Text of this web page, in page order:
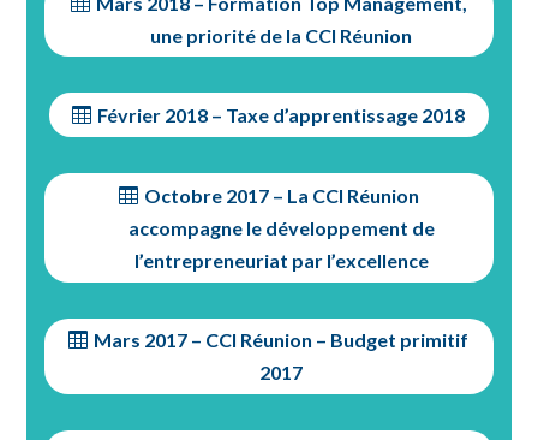
une priorité de la CCI Réunion
Février 2018 – Taxe d’apprentissage 2018
Octobre 2017 – La CCI Réunion
accompagne le développement de
l’entrepreneuriat par l’excellence
Mars 2017 – CCI Réunion – Budget primitif
2017